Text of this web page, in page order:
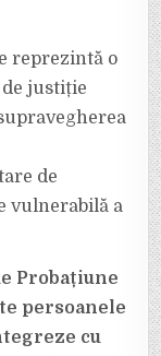
reprezintă o
justiție
de
vulnerabilă a
Probațiune
persoanele
cu